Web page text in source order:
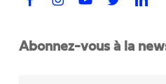
Abonnez-vous à la